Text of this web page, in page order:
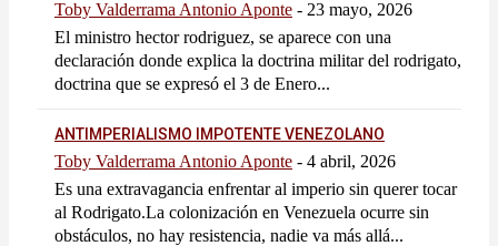
Toby Valderrama Antonio Aponte - 23 mayo, 2026
El ministro hector rodriguez, se aparece con una
declaración donde explica la doctrina militar del rodrigato,
doctrina que se expresó el 3 de Enero...
ANTIMPERIALISMO IMPOTENTE VENEZOLANO
Toby Valderrama Antonio Aponte - 4 abril, 2026
Es una extravagancia enfrentar al imperio sin querer tocar
al Rodrigato.La colonización en Venezuela ocurre sin
obstáculos, no hay resistencia, nadie va más allá...